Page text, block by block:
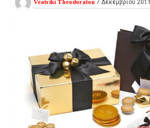
Veatriki Theodoratou 7 Δεκεμβρίου 2011